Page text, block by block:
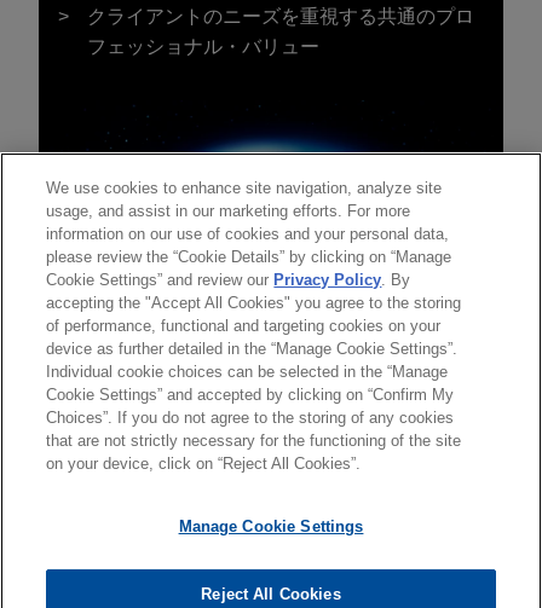
クライアントのニーズを重視する共通のプロ
フェッショナル・バリュー
送信する前の注意事項：
www.jonesday.comに掲載されている情報は、一般的な使用を
目的としており、法的アドバイスを目的としたものではありま
せん。このEmailを送信することにより、弁護士を含む専門
のEmailの受領はそのような関係を構築するものではありませ
ばない限り、弁護士等が依頼者に対して守秘義務を負う機密事
弁護士業務広告 お問い合わせ
免責事項
プライバシーポリシー
著作権
We use cookies to enhance site navigation, analyze site
usage, and assist in our marketing efforts. For more
information on our use of cookies and your personal data,
please review the “Cookie Details” by clicking on “Manage
Cookie Settings” and review our Privacy Policy. By
accepting the "Accept All Cookies" you agree to the storing
of performance, functional and targeting cookies on your
device as further detailed in the “Manage Cookie Settings”.
Individual cookie choices can be selected in the “Manage
Cookie Settings” and accepted by clicking on “Confirm My
Choices”. If you do not agree to the storing of any cookies
that are not strictly necessary for the functioning of the site
on your device, click on “Reject All Cookies”.
Manage Cookie Settings
Reject All Cookies